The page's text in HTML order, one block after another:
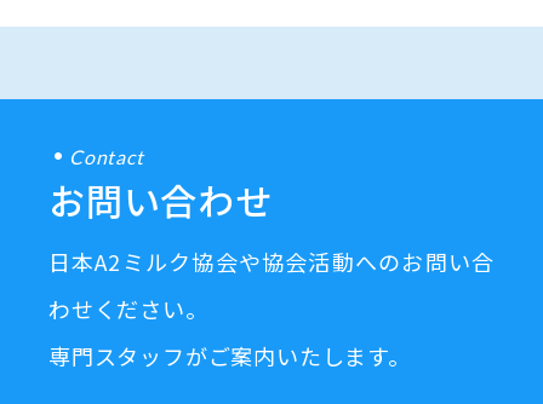
Contact
お問い合わせ
日本A2ミルク協会や協会活動へのお問い合
わせください。
専門スタッフがご案内いたします。